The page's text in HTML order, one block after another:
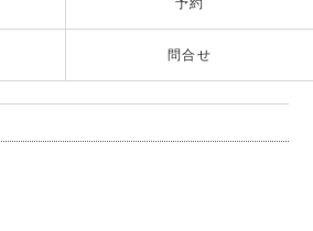
予約
問合せ